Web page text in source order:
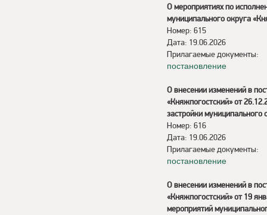
О мероприятиях по
муниципального округа
Номер: 615
Дата: 19.06.2026
Прилагаемые документы:
постановление
О внесении изменений в
«Княжпогостский» от
застройки муниципального
Номер: 616
Дата: 19.06.2026
Прилагаемые документы:
постановление
О внесении изменений в
«Княжпогостский» от 19
мероприятий